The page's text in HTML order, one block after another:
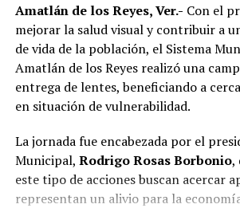
Si bien especialistas y organizaciones
bienestar animal coinciden en que los
tienen la obligación de impedir que
deambulen libremente por la vía
advierten que ello no significa
permanentemente amarradas.
La Ley de Protección a los Animales
Veracruz tiene como objetivo
trato digno y evitar el maltrato y la
animales.
Amatlán de los Reyes, Ver.- Con el
mejorar la salud visual y contribuir a
de vida de la población, el Sistema
Amatlán de los Reyes realizó una
entrega de lentes, beneficiando a
en situación de vulnerabilidad.
La jornada fue encabezada por el
Municipal, Rodrigo Rosas Borbonio,
este tipo de acciones buscan acercar
representan un alivio para la